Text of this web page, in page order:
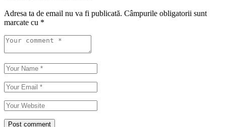
Adresa ta de email nu va fi publicată. Câmpurile obligatorii sunt
marcate cu *